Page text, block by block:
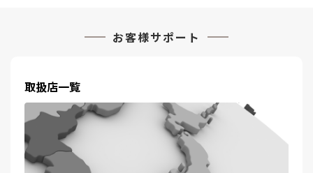
お客様サポート
取扱店一覧